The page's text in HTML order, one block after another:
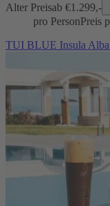
Alter Preisab €1.299,-
pro PersonPreis
TUI BLUE Insula